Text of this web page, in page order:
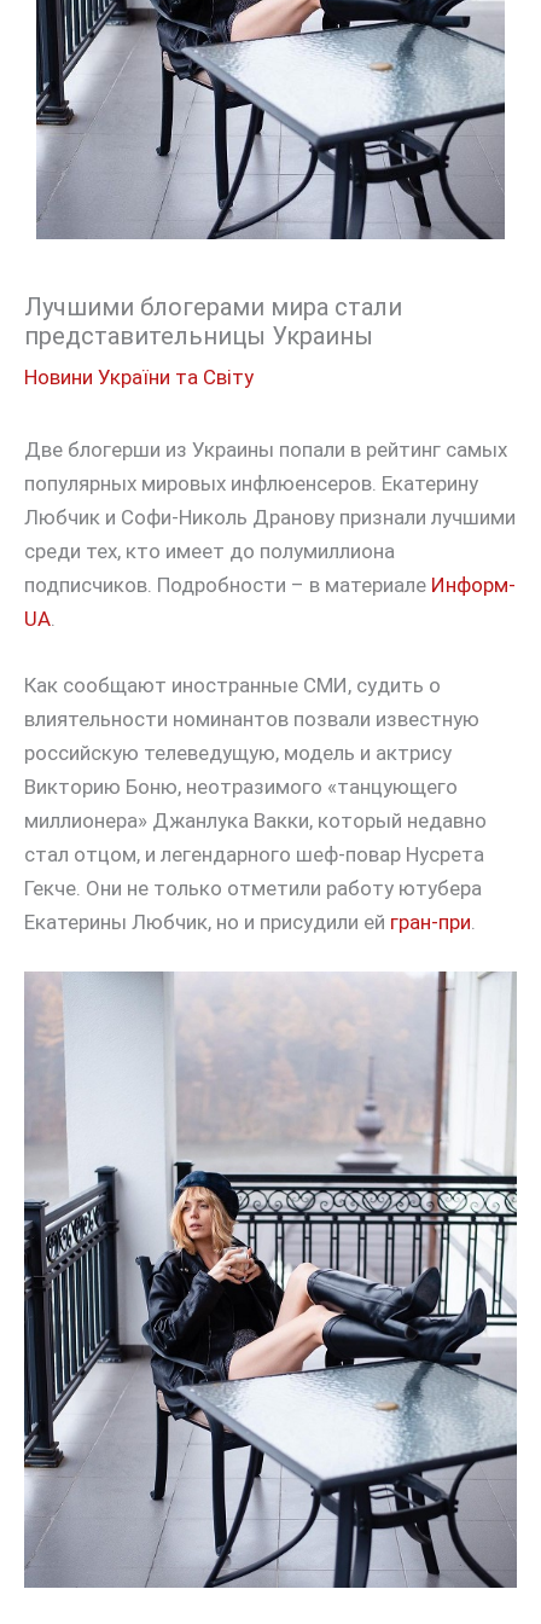
Лучшими блогерами мира стали
представительницы Украины
Новини України та Світу
Две блогерши из Украины попали в рейтинг самых
популярных мировых инфлюенсеров. Екатерину
Любчик и Софи-Николь Дранову признали лучшими
среди тех, кто имеет до полумиллиона
подписчиков. Подробности – в материале Информ-
UA
Как сообщают иностранные СМИ, судить о
влиятельности номинантов позвали известную
российскую телеведущую, модель и актрису
Викторию Боню, неотразимого «танцующего
миллионера» Джанлука Вакки, который недавно
стал отцом, и легендарного шеф-повар Нусрета
Гекче. Они не только отметили работу ютубера
Екатерины Любчик, но и присудили ей гран-при